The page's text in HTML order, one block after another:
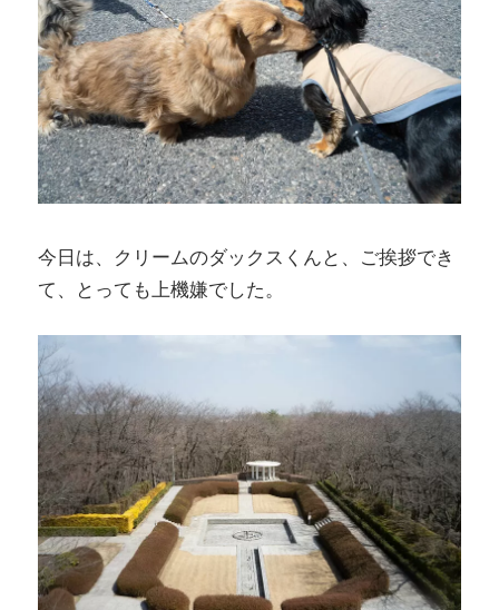
今日は、クリームのダックスくんと、ご挨拶でき
て、とっても上機嫌でした。